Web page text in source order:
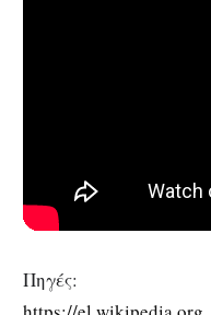
Πηγές: